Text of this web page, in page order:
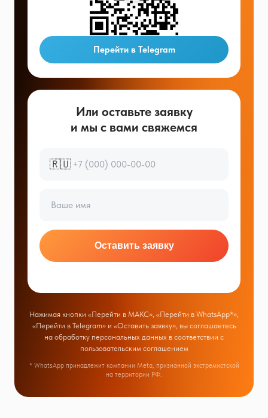
Перейти в Telegram
Или оставьте заявку
и мы с вами свяжемся
🇷🇺
Оставить заявку
Нажимая кнопки «Перейти в МАКС», «Перейти в WhatsApp*»,
«Перейти в Telegram» и «Оставить заявку», вы соглашаетесь
на обработку персональных данных в соответствии с
пользовательским соглашением
* WhatsApp принадлежит компании Meta, признанной экстремистской
на территории РФ.